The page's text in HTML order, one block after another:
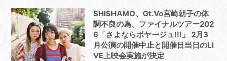
SHISHAMO、Gt.Vo宮崎朝子の体
調不良の為、ファイナルツアー202
6「さよならボヤージュ!!!」 2月3
月公演の開催中止と開催日当日のLI
VE上映会実施が決定